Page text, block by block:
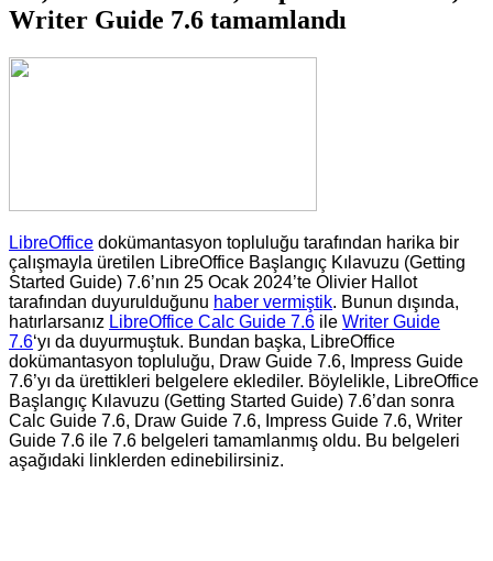
Writer Guide 7.6 tamamlandı
LibreOffice dokümantasyon topluluğu tarafından harika bir
çalışmayla üretilen LibreOffice Başlangıç Kılavuzu (Getting
Started Guide) 7.6’nın 25 Ocak 2024’te Olivier Hallot
tarafından duyurulduğunu haber vermiştik. Bunun dışında,
hatırlarsanız LibreOffice Calc Guide 7.6 ile Writer Guide
7.6‘yı da duyurmuştuk. Bundan başka, LibreOffice
dokümantasyon topluluğu, Draw Guide 7.6, Impress Guide
7.6’yı da ürettikleri belgelere eklediler. Böylelikle, LibreOffice
Başlangıç Kılavuzu (Getting Started Guide) 7.6’dan sonra
Calc Guide 7.6, Draw Guide 7.6, Impress Guide 7.6, Writer
Guide 7.6 ile 7.6 belgeleri tamamlanmış oldu. Bu belgeleri
aşağıdaki linklerden edinebilirsiniz.